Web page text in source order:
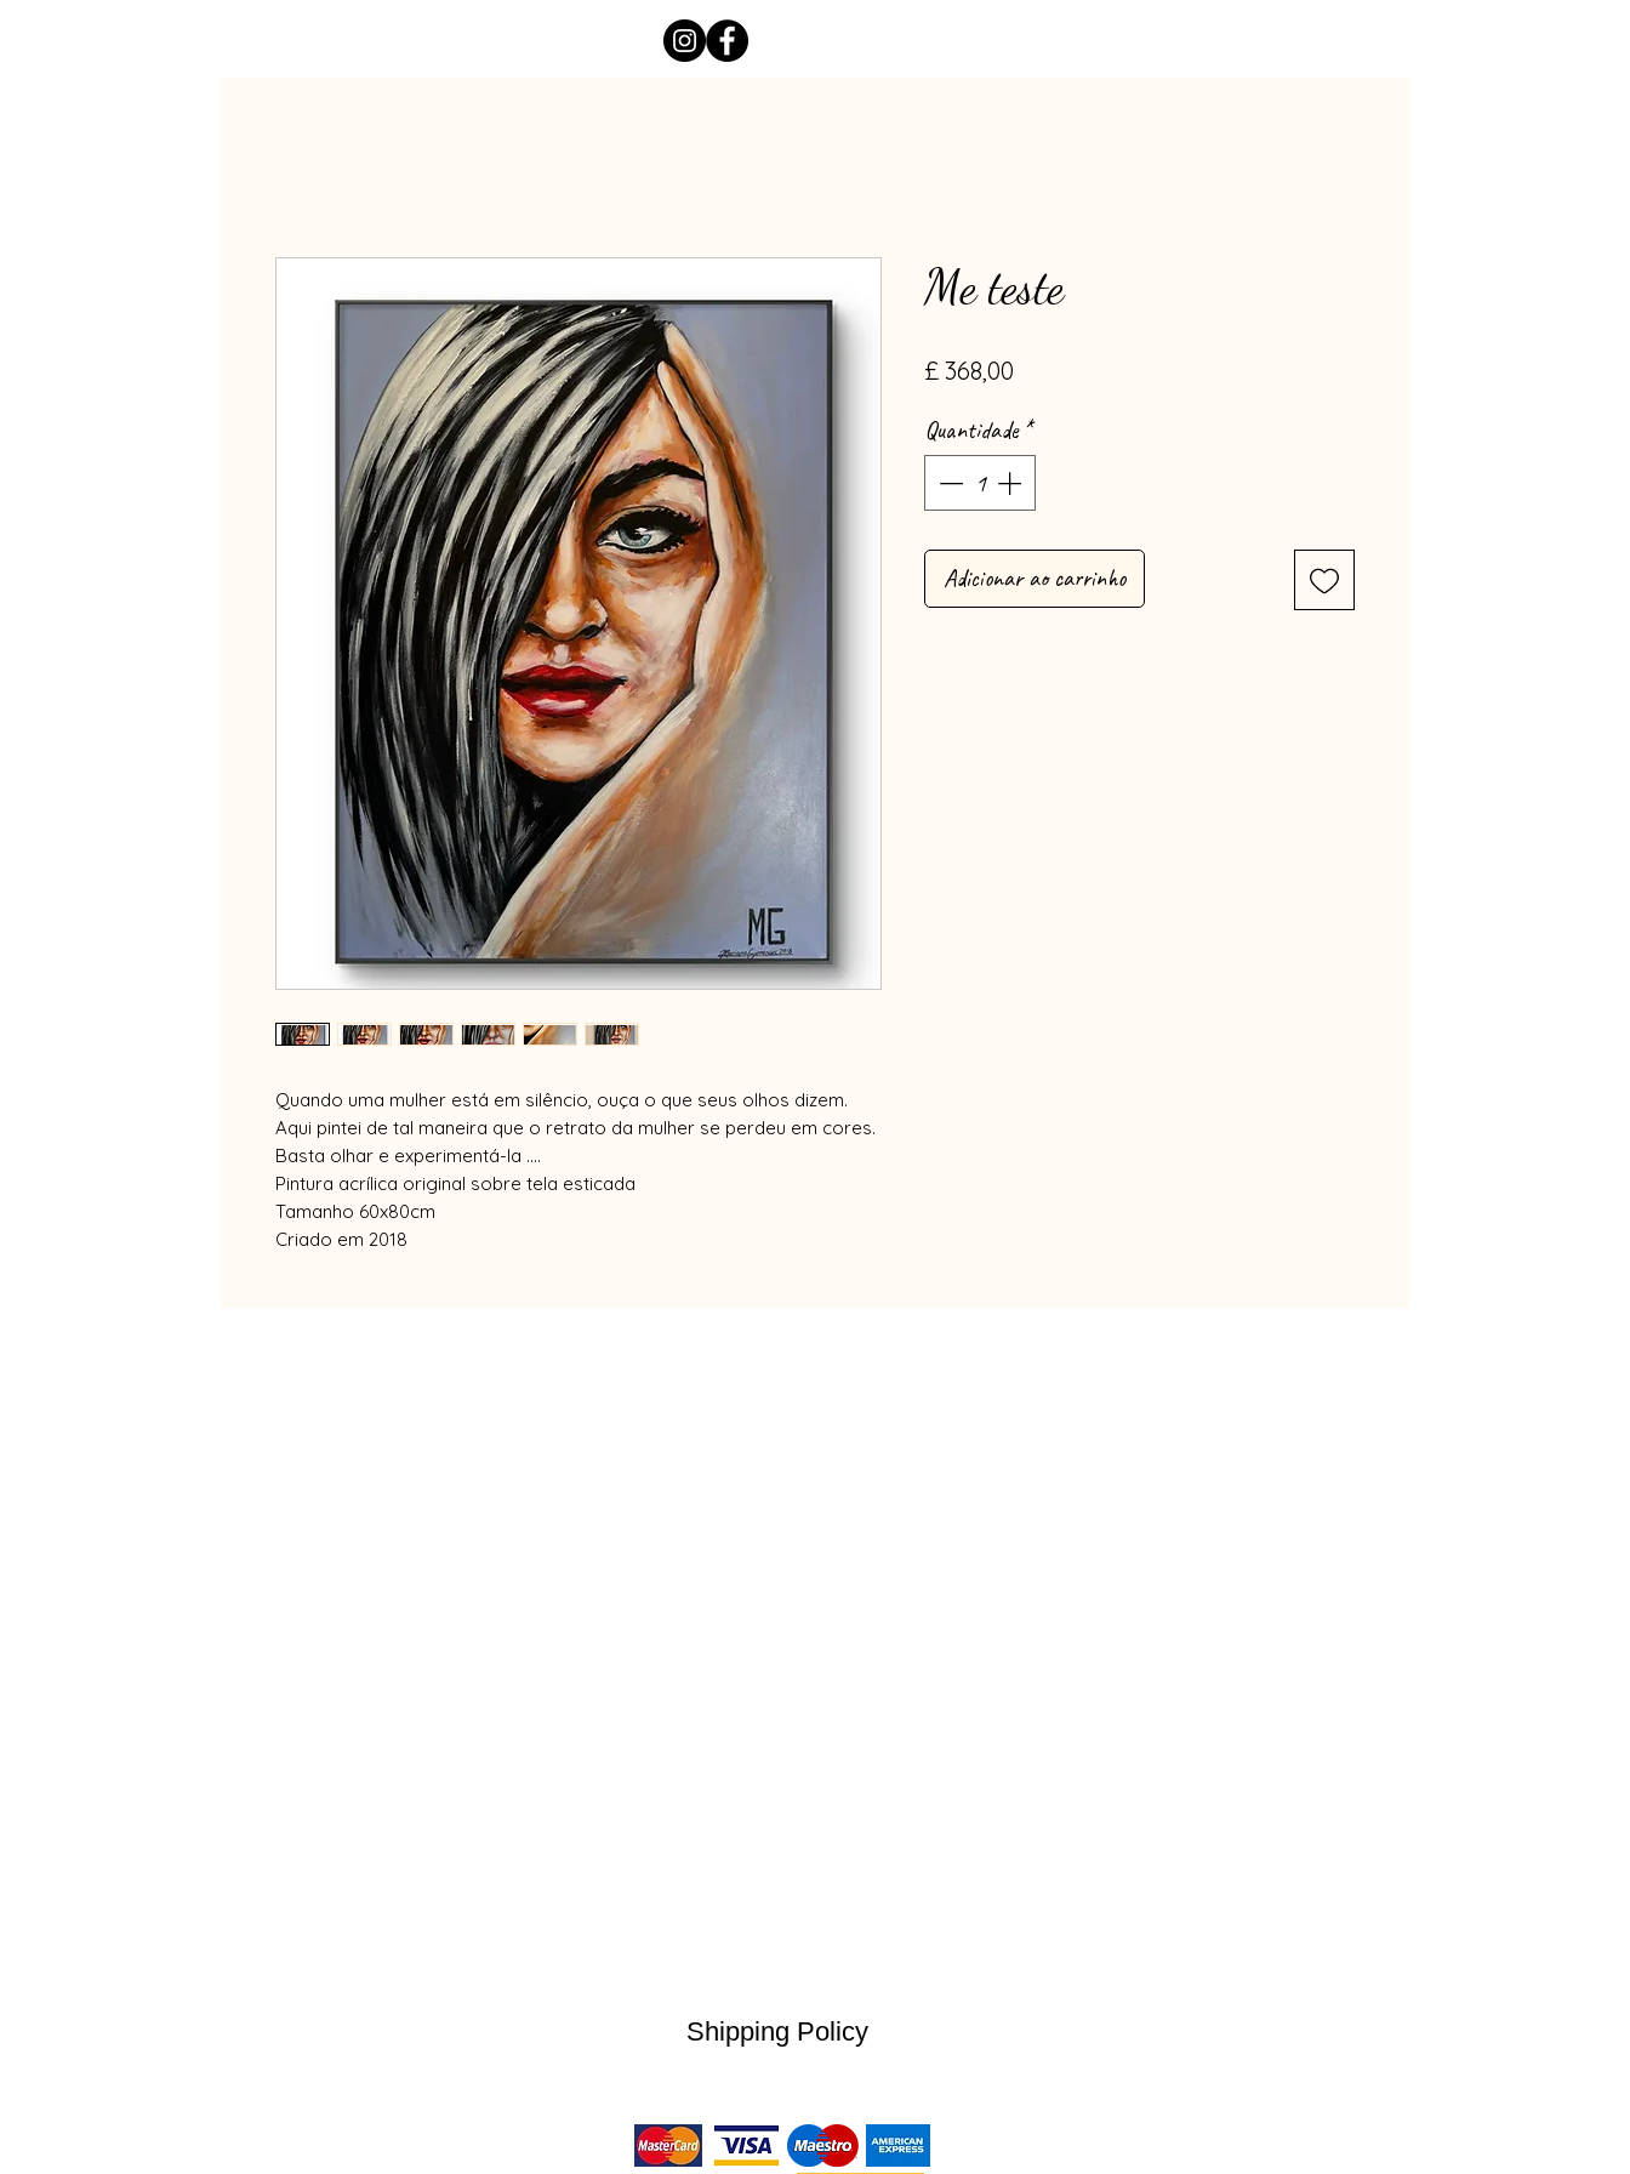
Quando uma mulher está em silêncio, ouça o que seus olhos dizem.
Aqui pintei de tal maneira que o retrato da mulher se perdeu em cores.
Basta olhar e experimentá-la ....
Pintura acrílica original sobre tela esticada
Tamanho 60x80cm
Criado em 2018
Me teste
£ 368,00
Quantidade *
Adicionar ao carrinho
Shipping Policy